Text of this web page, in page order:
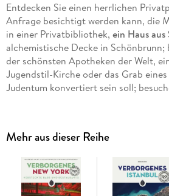
Entdecken Sie einen herrlichen
Anfrage besichtigt werden kann, die
in einer Privatbibliothek, ein Haus
alchemistische Decke in Schönbrunn;
der schönsten Apotheken der Welt,
Jugendstil-Kirche oder das Grab
Judentum konvertiert sein soll;
Nonnengewand; entdecken Sie das
Symbol 05, die Skulptur eines
Stephansdom, ein
erstaunliches
einen beinahe unheimlichen
Mehr aus dieser Reihe